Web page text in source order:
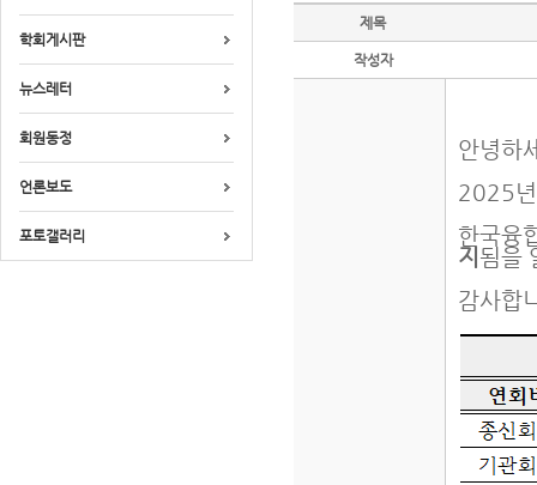
학회게시판
뉴스레터
회원동정
언론보도
포토갤러리
제목
작성자
안녕하
2025년
한국융
지 됨을
감사합